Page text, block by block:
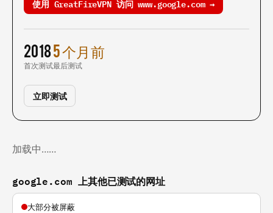
使用 GreatFireVPN 访问 www.google.com →
2018
首次测试
5 个月前
最后测试
立即测试
加载中……
google.com 上其他已测试的网址
大部分被屏蔽